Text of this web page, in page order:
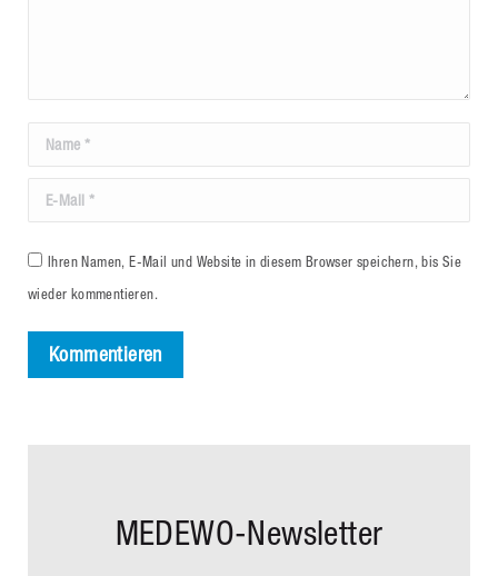
Name *
E-Mail *
Ihren Namen, E-Mail und Website in diesem Browser speichern, bis Sie
wieder kommentieren.
Kommentieren
MEDEWO-Newsletter